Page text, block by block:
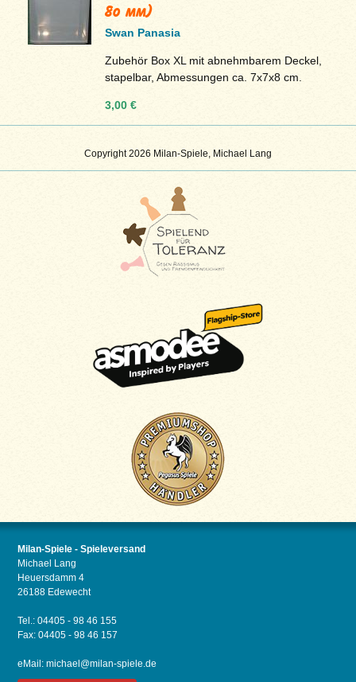
Copyright 2026 Milan-Spiele, Michael Lang
80 mm)
Swan Panasia
Zubehör Box XL mit abnehmbarem Deckel,
stapelbar, Abmessungen ca. 7x7x8 cm.
3,00 €
Milan-Spiele - Spieleversand
Michael Lang
Heuersdamm 4
26188 Edewecht
Tel.: 04405 - 98 46 155
Fax: 04405 - 98 46 157
eMail:michael@milan-spiele.de